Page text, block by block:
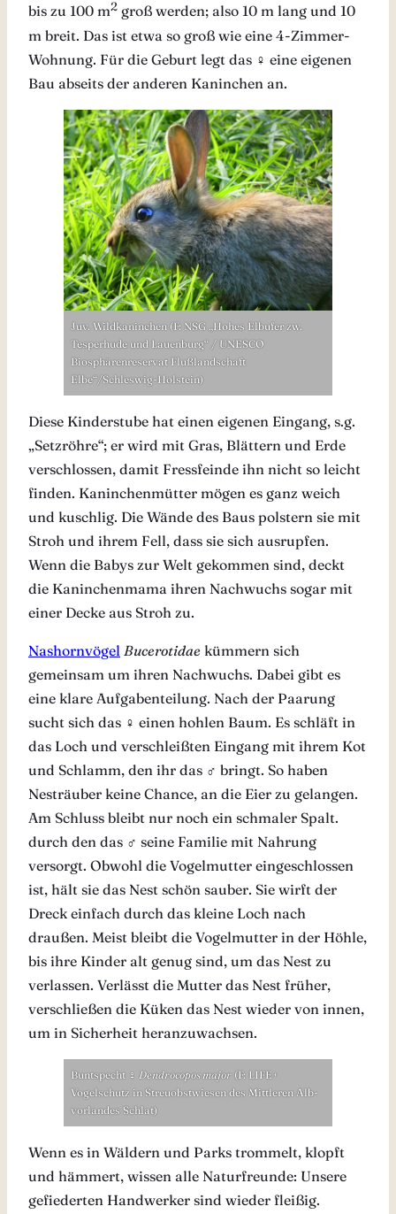
bis zu 100 m2 groß werden; also 10 m lang und 10
m breit. Das ist etwa so groß wie eine 4-Zimmer-
Wohnung. Für die Geburt legt das ♀ eine eigenen
Bau abseits der anderen Kaninchen an.
Juv. Wildkaninchen (F: NSG „Hohes Elbufer zw.
Tesperhude und Lauenburg“ / UNESCO
Biosphärenreservat Flußlandschaft
Elbe“/Schleswig-Holstein)
Diese Kinderstube hat einen eigenen Eingang, s.g.
„Setzröhre“; er wird mit Gras, Blättern und Erde
verschlossen, damit Fressfeinde ihn nicht so leicht
finden. Kaninchenmütter mögen es ganz weich
und kuschlig. Die Wände des Baus polstern sie mit
Stroh und ihrem Fell, dass sie sich ausrupfen.
Wenn die Babys zur Welt gekommen sind, deckt
die Kaninchenmama ihren Nachwuchs sogar mit
einer Decke aus Stroh zu.
Nashornvögel Bucerotidae kümmern sich
gemeinsam um ihren Nachwuchs. Dabei gibt es
eine klare Aufgabenteilung. Nach der Paarung
sucht sich das ♀ einen hohlen Baum. Es schläft in
das Loch und verschleißten Eingang mit ihrem Kot
und Schlamm, den ihr das ♂ bringt. So haben
Nesträuber keine Chance, an die Eier zu gelangen.
Am Schluss bleibt nur noch ein schmaler Spalt.
durch den das ♂ seine Familie mit Nahrung
versorgt. Obwohl die Vogelmutter eingeschlossen
ist, hält sie das Nest schön sauber. Sie wirft der
Dreck einfach durch das kleine Loch nach
draußen. Meist bleibt die Vogelmutter in der Höhle,
bis ihre Kinder alt genug sind, um das Nest zu
verlassen. Verlässt die Mutter das Nest früher,
verschließen die Küken das Nest wieder von innen,
um in Sicherheit heranzuwachsen.
Buntspecht ♀ Dendrocopos major (F: LIFE+
Vogelschutz in Streuobstwiesen des Mittleren Alb-
vorlandes Schlat)
Wenn es in Wäldern und Parks trommelt, klopft
und hämmert, wissen alle Naturfreunde: Unsere
gefiederten Handwerker sind wieder fleißig.